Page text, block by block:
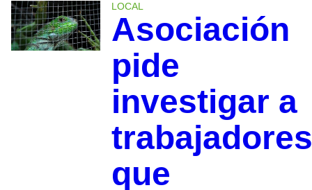
LOCAL
Asociación
pide
investigar a
trabajadores
que